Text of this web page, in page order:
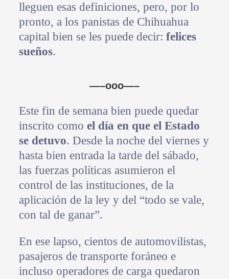
lleguen esas definiciones, pero, por lo
pronto, a los panistas de Chihuahua
capital bien se les puede decir: felices
sueños.
—–ooo—–
Este fin de semana bien puede quedar
inscrito como el día en que el Estado
se detuvo. Desde la noche del viernes y
hasta bien entrada la tarde del sábado,
las fuerzas políticas asumieron el
control de las instituciones, de la
aplicación de la ley y del “todo se vale,
con tal de ganar”.
En ese lapso, cientos de automovilistas,
pasajeros de transporte foráneo e
incluso operadores de carga quedaron